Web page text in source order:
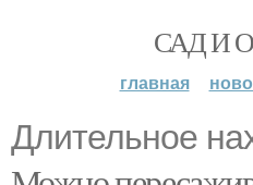
САД И
главная
Длительное